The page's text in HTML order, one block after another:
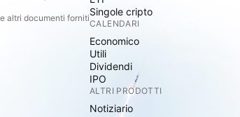
altri documenti forniti
Singole cripto
CALENDARI
Economico
Utili
Dividendi
IPO
ALTRI PRODOTTI
Notiziario